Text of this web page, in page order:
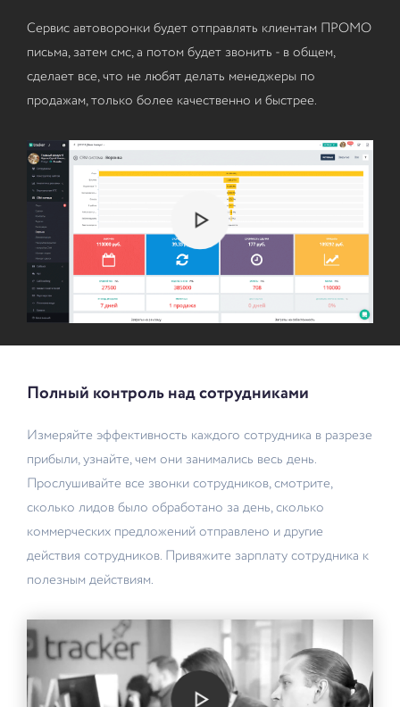
Сервис автоворонки будет отправлять клиентам ПРОМО
письма, затем смс, а потом будет звонить - в общем,
сделает все, что не любят делать менеджеры по
продажам, только более качественно и быстрее.
Полный контроль над сотрудниками
Измеряйте эффективность каждого сотрудника в разрезе
прибыли, узнайте, чем они занимались весь день.
Прослушивайте все звонки сотрудников, смотрите,
сколько лидов было обработано за день, сколько
коммерческих предложений отправлено и другие
действия сотрудников. Привяжите зарплату сотрудника к
полезным действиям.